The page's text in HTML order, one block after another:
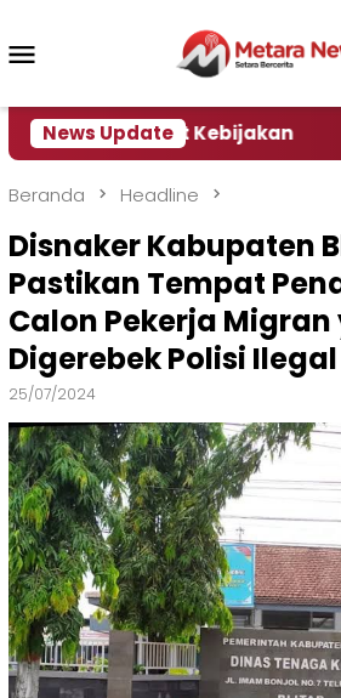
konten
News Update
Kebijakan
Beranda Headline
Disnaker Kabupaten
Pastikan Tempat
Calon Pekerja
Digerebek Polisi Ilegal
25/07/2024